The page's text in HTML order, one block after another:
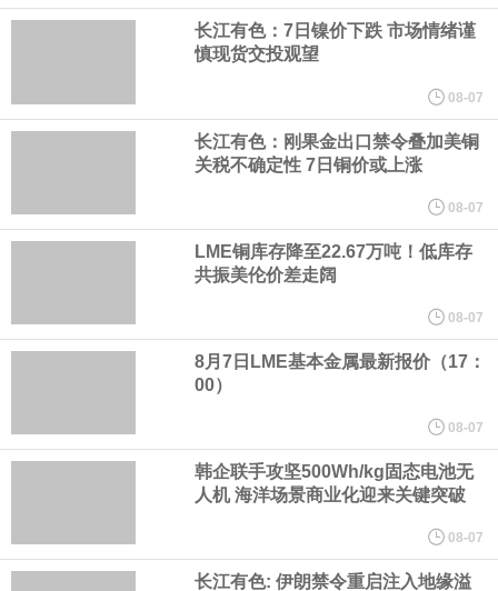
宇树科技董事长、总经理兼首席技术官王兴兴在网上路演时表示，
成技术、高紧凑度机器人身体集成技术、机器人激光雷达全自研核
心技术等多项已商业化应用的核心技术并已应用于公司的高性能通
用人形机器人、四足机器人等产品。
美国总统特朗普6日否认他对国防部长赫格塞思不满，称对赫格塞思
所做的工作“非常满意”。特朗普在社交媒体上发帖称，一些媒体有关
他与赫格塞思就弹药短缺问题发生冲突的报道是“完全没有根据的谣
言”，他对赫格塞思所做的工作“非常满意”。
据报道，威刚近日在法说会上表示，在需求增加、价格走高及货源
长江有色：7日镍价下跌 市场情绪谨
慎现货交投观望
08-07
长江有色：刚果金出口禁令叠加美铜
关税不确定性 7日铜价或上涨
08-07
LME铜库存降至22.67万吨！低库存
共振美伦价差走阔
08-07
8月7日LME基本金属最新报价（17：
00）
08-07
韩企联手攻坚500Wh/kg固态电池无
人机 海洋场景商业化迎来关键突破
08-07
长江有色: 伊朗禁令重启注入地缘溢